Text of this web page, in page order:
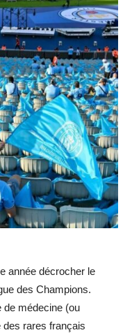
année décrocher le
des Champions.
de médecine (ou
des rares français